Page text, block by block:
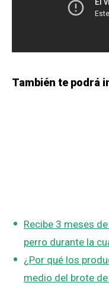
También te podrá
Recibe 3 meses
perro durante la
¿Por qué los
medio del brote